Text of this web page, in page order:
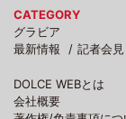
CATEGORY
グラビア
最新情報
記者会見
DOLCE WEBとは
会社概要